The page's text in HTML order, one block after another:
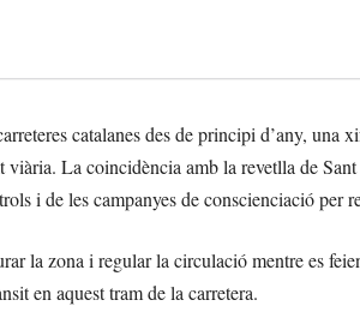
catalanes des de principi d’any, una
La coincidència amb la revetlla de
i de les campanyes de conscienciació per
la zona i regular la circulació mentre es
en aquest tram de la carretera.